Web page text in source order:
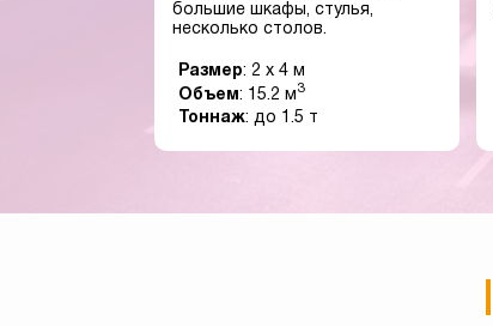
большие шкафы, стулья,
несколько столов.
Размер: 2 x 4 м
Объем: 15.2 м 3
Тоннаж: до 1.5 т